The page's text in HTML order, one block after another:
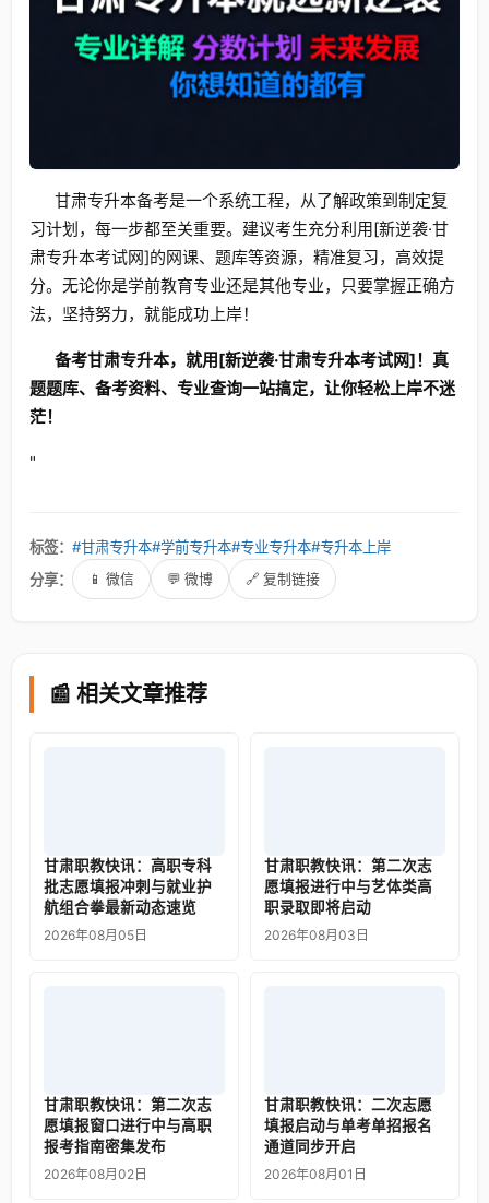
甘肃专升本备考是一个系统工程，从了解政策到制定复
习计划，每一步都至关重要。建议考生充分利用[新逆袭·甘
肃专升本考试网]的网课、题库等资源，精准复习，高效提
分。无论你是学前教育专业还是其他专业，只要掌握正确方
法，坚持努力，就能成功上岸！
备考甘肃专升本，就用[新逆袭·甘肃专升本考试网]！真
题题库、备考资料、专业查询一站搞定，让你轻松上岸不迷
茫！
"
标签： #甘肃专升本#学前专升本#专业专升本#专升本上岸
分享：
📱 微信 💬 微博 🔗 复制链接
📰 相关文章推荐
甘肃职教快讯：高职专科
批志愿填报冲刺与就业护
航组合拳最新动态速览
2026年08月05日
甘肃职教快讯：第二次志
愿填报进行中与艺体类高
职录取即将启动
2026年08月03日
甘肃职教快讯：第二次志
愿填报窗口进行中与高职
报考指南密集发布
2026年08月02日
甘肃职教快讯：二次志愿
填报启动与单考单招报名
通道同步开启
2026年08月01日